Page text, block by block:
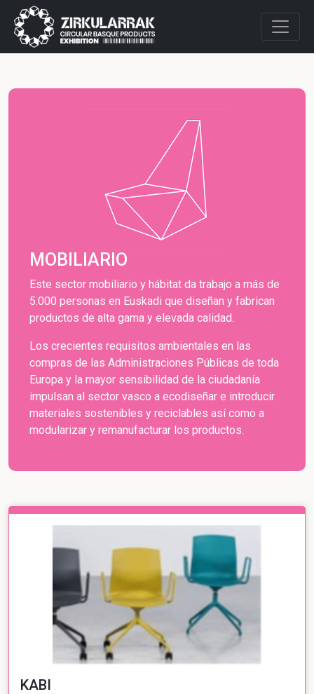
MOBILIARIO
Este sector mobiliario y hábitat da trabajo a más de
5.000 personas en Euskadi que diseñan y fabrican
productos de alta gama y elevada calidad.
Los crecientes requisitos ambientales en las
compras de las Administraciones Públicas de toda
Europa y la mayor sensibilidad de la ciudadanía
impulsan al sector vasco a ecodiseñar e introducir
materiales sostenibles y reciclables así como a
modularizar y remanufacturar los productos.
KABI